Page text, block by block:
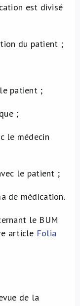
est divisé
du patient ;
patient ;
;
le médecin
le patient ;
de médication.
le BUM
article Folia
de la